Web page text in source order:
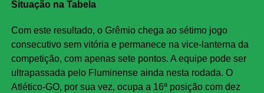
Situação na Tabela
Com este resultado, o Grêmio chega ao sétimo jogo
consecutivo sem vitória e permanece na vice-lanterna da
competição, com apenas sete pontos. A equipe pode ser
ultrapassada pelo Fluminense ainda nesta rodada. O
Atlético-GO, por sua vez, ocupa a 16ª posição com dez